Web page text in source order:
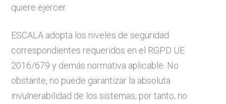
quiere ejercer.
ESCALA adopta los niveles de seguridad
correspondientes requeridos en el RGPD UE
2016/679 y demás normativa aplicable. No
obstante, no puede garantizar la absoluta
invulnerabilidad de los sistemas, por tanto, no